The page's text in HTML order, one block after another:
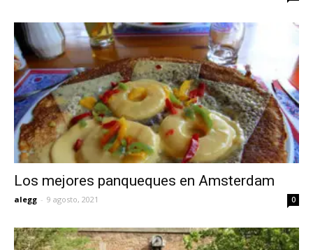
Los mejores panqueques en Amsterdam
alegg - 9 agosto, 2021 0